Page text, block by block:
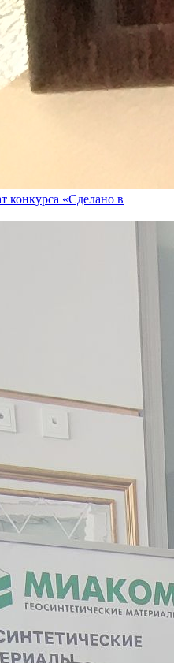
«Сделано в